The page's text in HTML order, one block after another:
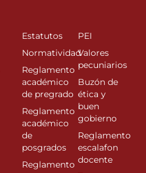
Estatutos
Normatividad
Reglamento
académico
de pregrado
Reglamento
académico
de
posgrados
Reglamento
PEI
Valores
pecuniarios
Buzón de
ética y
buen
gobierno
Reglamento
escalafon
docente